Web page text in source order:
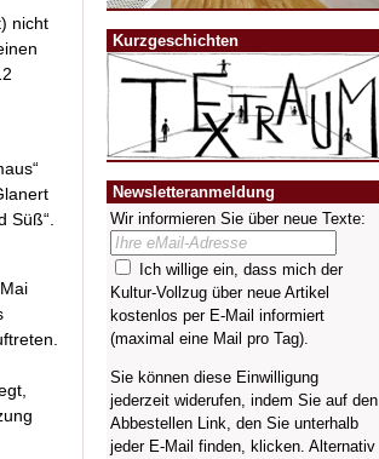
nicht
Süß“.
Kurzgeschichten
Newsletteranmeldung
Wir informieren Sie über neue Texte:
Ich willige ein, dass mich der
Kultur-Vollzug über neue Artikel
kostenlos per E-Mail informiert
(maximal eine Mail pro Tag).
Sie können diese Einwilligung
jederzeit widerufen, indem Sie auf den
Abbestellen Link, den Sie unterhalb
jeder E-Mail finden, klicken. Alternativ